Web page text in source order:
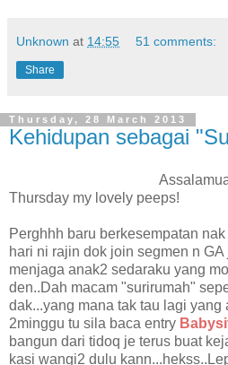
Unknown at 14:55 51 comments:
Share
Thursday, 28 March 2013
Kehidupan sebagai
Thursday my lovely peeps!
Perghhh baru berkesempatan
hari ni rajin dok join segmen n
menjaga anak2 sedaraku yang
den..Dah macam "surirumah"
dak...yang mana tak tau lagi
2minggu tu sila baca entry
bangun dari tidoq je terus buat
kasi wangi2 dulu